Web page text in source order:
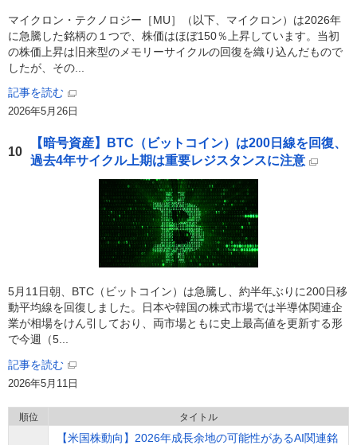
マイクロン・テクノロジー［MU］（以下、マイクロン）は2026年
に急騰した銘柄の１つで、株価はほぼ150％上昇しています。当初
の株価上昇は旧来型のメモリーサイクルの回復を織り込んだもので
したが、その...
記事を読む
2026年5月26日
10
【暗号資産】BTC（ビットコイン）は200日線を回復、
過去4年サイクル上期は重要レジスタンスに注意
5月11日朝、BTC（ビットコイン）は急騰し、約半年ぶりに200日移
動平均線を回復しました。日本や韓国の株式市場では半導体関連企
業が相場をけん引しており、両市場ともに史上最高値を更新する形
で今週（5...
記事を読む
2026年5月11日
順位 タイトル
【米国株動向】2026年成長余地の可能性があるAI関連銘